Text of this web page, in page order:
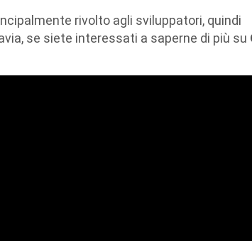
rivolto agli sviluppatori, quindi
se siete interessati a saperne di più su